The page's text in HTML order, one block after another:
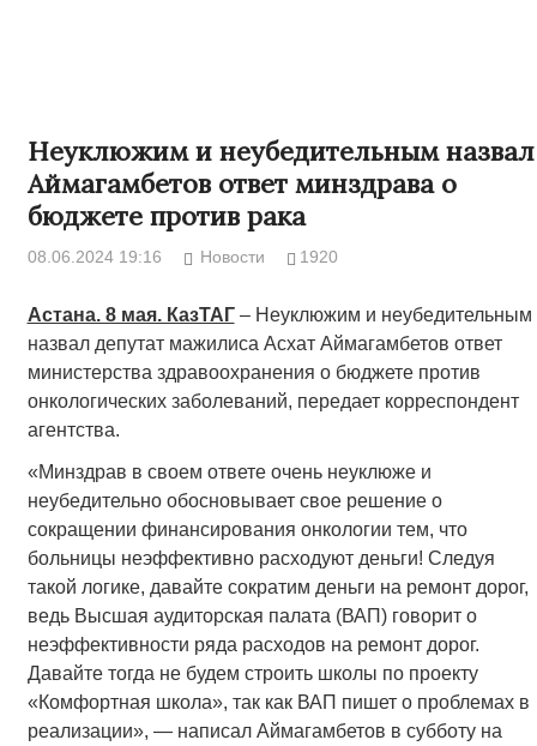
Неуклюжим и неубедительным назвал
Аймагамбетов ответ минздрава о
бюджете против рака
08.06.2024 19:16 Новости 1920
Астана. 8 мая. КазТАГ– Неуклюжим и неубедительным
назвал депутат мажилиса Асхат Аймагамбетов ответ
министерства здравоохранения о бюджете против
онкологических заболеваний, передает корреспондент
агентства.
«Минздрав в своем ответе очень неуклюже и
неубедительно обосновывает свое решение о
сокращении финансирования онкологии тем, что
больницы неэффективно расходуют деньги! Следуя
такой логике, давайте сократим деньги на ремонт дорог,
ведь Высшая аудиторская палата (ВАП) говорит о
неэффективности ряда расходов на ремонт дорог.
Давайте тогда не будем строить школы по проекту
«Комфортная школа», так как ВАП пишет о проблемах в
реализации», — написал Аймагамбетов в субботу на